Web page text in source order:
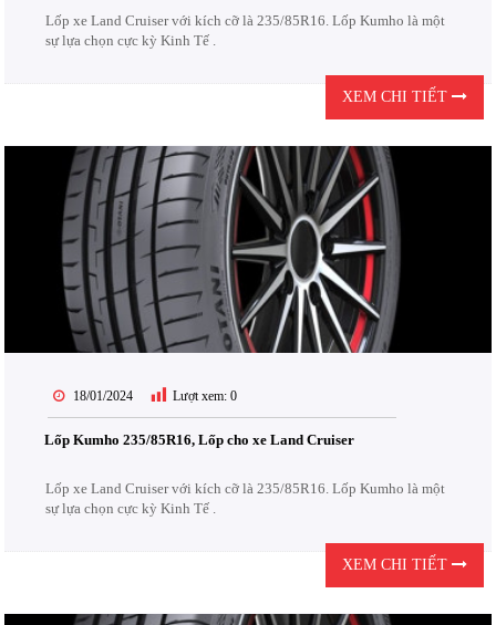
Lốp xe Land Cruiser với kích cỡ là 235/85R16. Lốp Kumho là một
sự lựa chọn cực kỳ Kinh Tế .
XEM CHI TIẾT
18/01/2024 Lượt xem: 0
Lốp Kumho 235/85R16, Lốp cho xe Land Cruiser
Lốp xe Land Cruiser với kích cỡ là 235/85R16. Lốp Kumho là một
sự lựa chọn cực kỳ Kinh Tế .
XEM CHI TIẾT